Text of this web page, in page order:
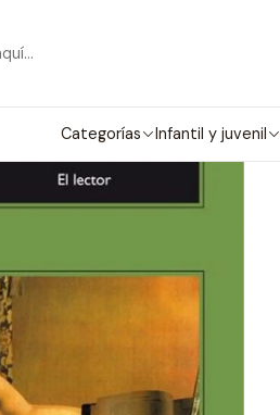
Categorías Infantil y juvenil